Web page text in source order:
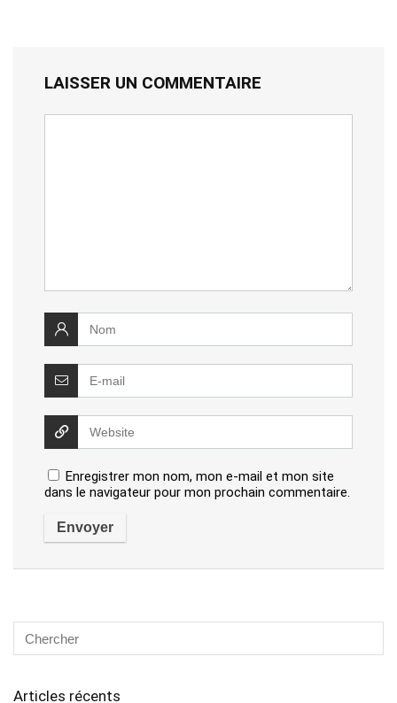
LAISSER UN COMMENTAIRE
Enregistrer mon nom, mon e-mail et mon site
dans le navigateur pour mon prochain commentaire.
Articles récents